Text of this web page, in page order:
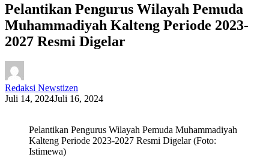
Pelantikan Pengurus Wilayah Pemuda
Muhammadiyah Kalteng Periode 2023-
2027 Resmi Digelar
Redaksi Newstizen
Juli 14, 2024Juli 16, 2024
Pelantikan Pengurus Wilayah Pemuda Muhammadiyah
Kalteng Periode 2023-2027 Resmi Digelar (Foto:
Istimewa)